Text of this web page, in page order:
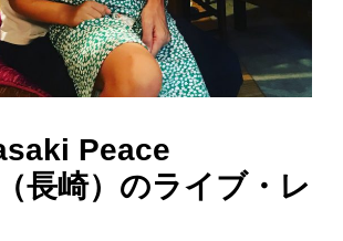
ート
ル
Peace
長崎）のライブ・レ